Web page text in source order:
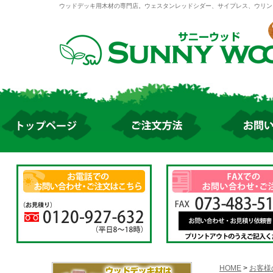
ウッドデッキ用木材の専門店。ウェスタンレッドシダー、サイプレス、ウリ
HOME > お客